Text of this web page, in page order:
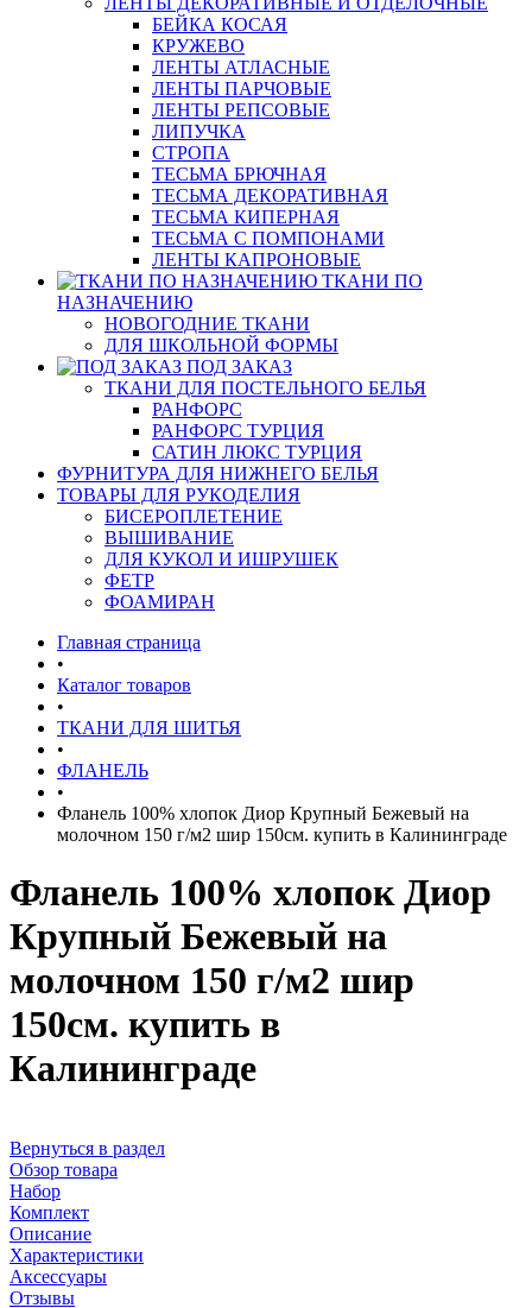
БЕЙКА КОСАЯ
КРУЖЕВО
ЛЕНТЫ АТЛАСНЫЕ
ЛЕНТЫ ПАРЧОВЫЕ
ЛЕНТЫ РЕПСОВЫЕ
ЛИПУЧКА
СТРОПА
ТЕСЬМА БРЮЧНАЯ
ТЕСЬМА ДЕКОРАТИВНАЯ
ТЕСЬМА КИПЕРНАЯ
ТЕСЬМА С ПОМПОНАМИ
ЛЕНТЫ КАПРОНОВЫЕ
ТКАНИ ПО
НАЗНАЧЕНИЮ
НОВОГОДНИЕ ТКАНИ
ДЛЯ ШКОЛЬНОЙ ФОРМЫ
ПОД ЗАКАЗ
ТКАНИ ДЛЯ ПОСТЕЛЬНОГО БЕЛЬЯ
РАНФОРС
РАНФОРС ТУРЦИЯ
САТИН ЛЮКС ТУРЦИЯ
ФУРНИТУРА ДЛЯ НИЖНЕГО БЕЛЬЯ
ТОВАРЫ ДЛЯ РУКОДЕЛИЯ
БИСЕРОПЛЕТЕНИЕ
ВЫШИВАНИЕ
ДЛЯ КУКОЛ И ИШРУШЕК
ФЕТР
ФОАМИРАН
Главная страница
•
Каталог товаров
•
ТКАНИ ДЛЯ ШИТЬЯ
•
ФЛАНЕЛЬ
•
Фланель 100% хлопок Диор Крупный Бежевый на
молочном 150 г/м2 шир 150см. купить в Калининграде
Фланель 100% хлопок Диор
Крупный Бежевый на
молочном 150 г/м2 шир
150см. купить в
Калининграде
Вернуться в раздел
Обзор товара
Набор
Комплект
Описание
Характеристики
Аксессуары
Отзывы